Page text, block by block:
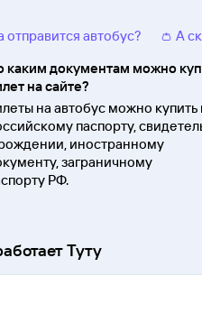
отправится автобус?
👛 А
каким документам можно
на сайте?
на автобус можно купить
паспорту,
иностранному
заграничному
РФ.
Туту